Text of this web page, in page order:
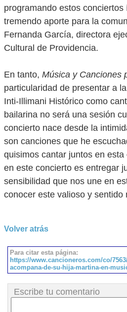
programando estos
tremendo aporte para la
Fernanda García, directora
Cultural de Providencia.
En tanto, Música y Canciones
particularidad de presentar a
Inti-Illimani Histórico como
bailarina no será una sesión
concierto nace desde la
son canciones que he
quisimos cantar juntos en
en este concierto es entregar
sensibilidad que nos une en
conocer este valioso y sentido
Volver atrás
Para citar esta página:
https://www.cancioneros.com/co/
acompana-de-su-hija-martina-en-
Escribe tu comentario